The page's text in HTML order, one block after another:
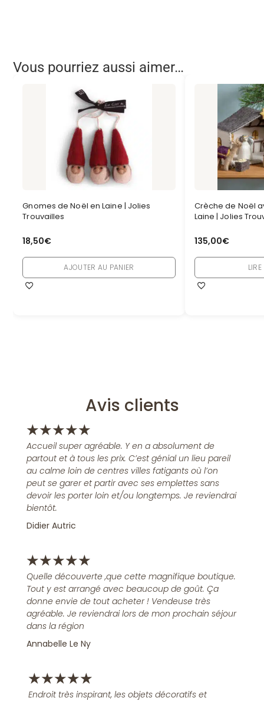
Vous pourriez aussi aimer…
Gnomes de Noël en Laine | Jolies
Trouvailles
18,50€
AJOUTER AU PANIER
Crèche de Noël
Laine | Jolies
135,00€
Avis clients
★★★★★
Accueil super agréable. Y en a absolument de
partout et à tous les prix. C’est génial un lieu pareil
au calme loin de centres villes fatigants où l’on
peut se garer et partir avec ses emplettes sans
devoir les porter loin et/ou longtemps. Je reviendrai
bientôt.
Didier Autric
★★★★★
Quelle découverte ,que cette magnifique boutique.
Tout y est arrangé avec beaucoup de goût. Ça
donne envie de tout acheter ! Vendeuse très
agréable. Je reviendrai lors de mon prochain séjour
dans la région
Annabelle Le Ny
★★★★★
Endroit très inspirant, les objets décoratifs et